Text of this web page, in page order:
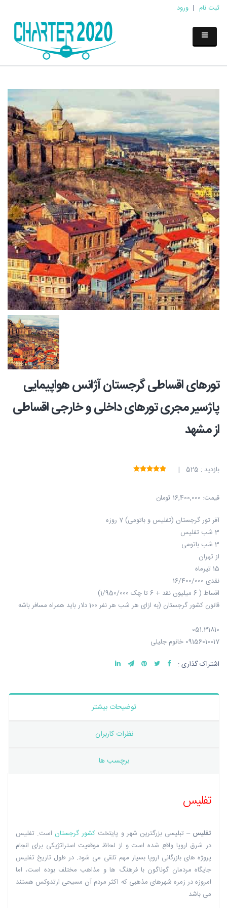
ثبت نام | ورود
تورهای اقساطی گرجستان آژانس هواپیمایی
پاژسیر مجری تورهای داخلی و خارجی اقساطی
از مشهد
بازدید : 525 |
قیمت: 16,400,000 تومان
آفر تور گرجستان (تفلیس و باتومی) 7 روزه
3 شب تفلیس
3 شب باتومی
از تهران
15 تیرماه
نقدی 16/400/000
اقساط ( 6 میلیون نقد + 6 تا چک 1/950/000)
قانون کشور گرجستان (به ازای هر شب هر نفر 100 دلار باید همراه مسافر باشه
051.31810
09156010017 خانوم جلیلی
اشتراک گذاری :
توضیحات بیشتر
نظرات کاربران
برچسب ها
تفلیس
تفلیس – تبلیسی بزرگترین شهر و پایتخت کشور گرجستان است. تفلیس
در شرق اروپا واقع شده است و از لحاظ موقعیت استراتژیکی برای انجام
پروژه های بازرگانی اروپا بسیار مهم تلقی می شود. در طول تاریخ تفلیس
جایگاه مردمان گوناگون با فرهنگ ها و مذاهب مختلف بوده است، اما
امروزه در زمره شهرهای مذهبی که اکثر مردم آن مسیحی ارتدوکس هستند
می باشد